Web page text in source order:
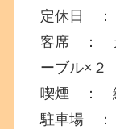
定休日
客席 ： カ
ーブル×２
喫煙 ：
駐車場 ：